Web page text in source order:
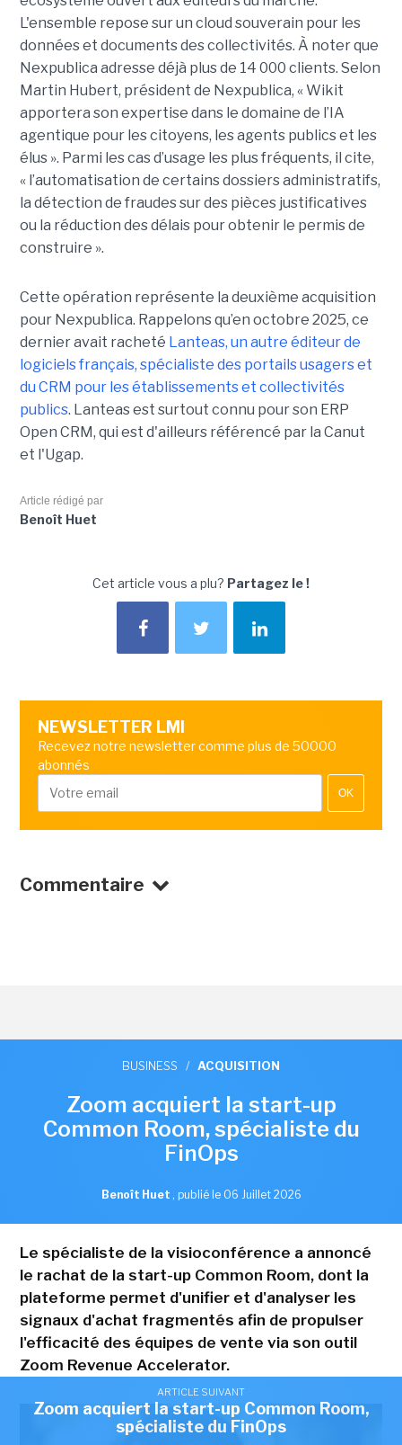
L'ensemble repose sur un cloud souverain pour les
données et documents des collectivités. À noter que
Nexpublica adresse déjà plus de 14 000 clients. Selon
Martin Hubert, président de Nexpublica, « Wikit
apportera son expertise dans le domaine de l’IA
agentique pour les citoyens, les agents publics et les
élus ». Parmi les cas d’usage les plus fréquents, il cite,
« l’automatisation de certains dossiers administratifs,
la détection de fraudes sur des pièces justificatives
ou la réduction des délais pour obtenir le permis de
construire ».
Cette opération représente la deuxième acquisition
pour Nexpublica. Rappelons qu’en octobre 2025, ce
dernier avait racheté Lanteas, un autre éditeur de
logiciels français, spécialiste des portails usagers et
du CRM pour les établissements et collectivités
publics. Lanteas est surtout connu pour son ERP
Open CRM, qui est d'ailleurs référencé par la Canut
et l'Ugap.
Article rédigé par
Benoît Huet
Cet article vous a plu? Partagez le !
NEWSLETTER LMI
Recevez notre newsletter comme plus de 50000
abonnés
OK
Commentaire
ARTICLE SUIVANT
Zoom acquiert la start-up Common Room,
spécialiste du FinOps
BUSINESS / ACQUISITION
Zoom acquiert la start-up
Common Room, spécialiste du
FinOps
Benoît Huet , publié le 06 Juillet 2026
Le spécialiste de la visioconférence a annoncé
le rachat de la start-up Common Room, dont la
plateforme permet d'unifier et d'analyser les
signaux d'achat fragmentés afin de propulser
l'efficacité des équipes de vente via son outil
Zoom Revenue Accelerator.